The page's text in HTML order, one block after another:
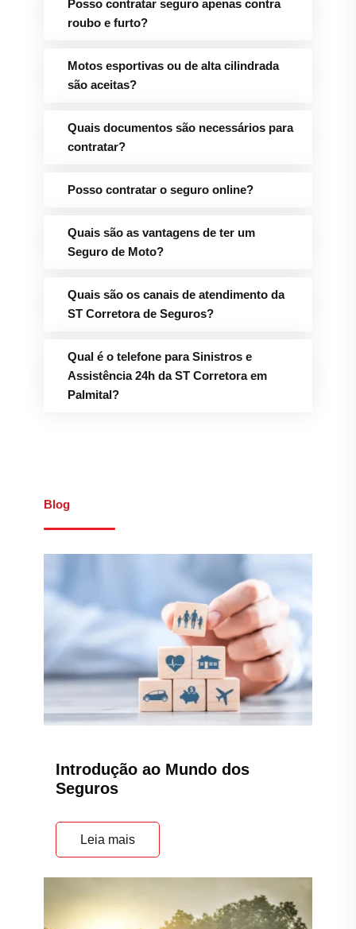
Posso contratar seguro apenas contra
roubo e furto?
Motos esportivas ou de alta cilindrada
são aceitas?
Quais documentos são necessários para
contratar?
Posso contratar o seguro online?
Quais são as vantagens de ter um
Seguro de Moto?
Quais são os canais de atendimento da
ST Corretora de Seguros?
Qual é o telefone para Sinistros e
Assistência 24h da ST Corretora em
Palmital?
Blog
Introdução ao Mundo dos
Seguros
Leia mais